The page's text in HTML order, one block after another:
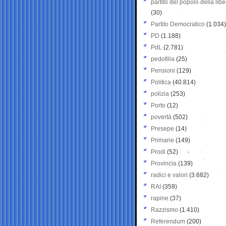
partito del popolo della
(30)
Partito Democratico (1.034)
PD (1.188)
PdL (2.781)
pedofilia (25)
Pensioni (129)
Politica (40.814)
polizia (253)
Porto (12)
povertà (502)
Presepe (14)
Primarie (149)
Prodi (52)
Provincia (139)
radici e valori (3.682)
RAI (359)
rapine (37)
Razzismo (1.410)
Referendum (200)